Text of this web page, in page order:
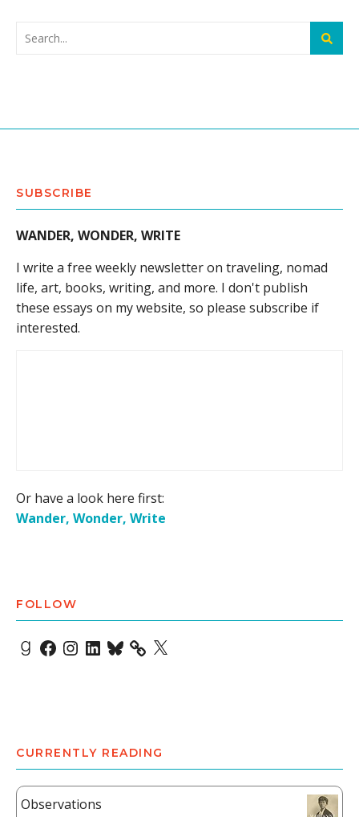
SUBSCRIBE
WANDER, WONDER, WRITE
I write a free weekly newsletter on traveling, nomad
life, art, books, writing, and more. I don't publish
these essays on my website, so please subscribe if
interested.
Or have a look here first:
Wander, Wonder, Write
FOLLOW
Goodreads
Facebook
Instagram
LinkedIn
Bluesky X
CURRENTLY READING
Observations